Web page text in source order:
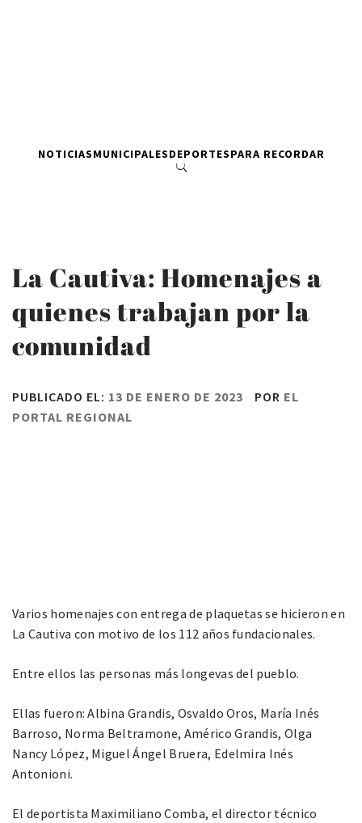
NOTICIASMUNICIPALESDEPORTESPARA RECORDAR
La Cautiva: Homenajes a
quienes trabajan por la
comunidad
PUBLICADO EL: 13 DE ENERO DE 2023 POR EL
PORTAL REGIONAL
Varios homenajes con entrega de plaquetas se hicieron en
La Cautiva con motivo de los 112 años fundacionales.
Entre ellos las personas más longevas del pueblo.
Ellas fueron: Albina Grandis, Osvaldo Oros, María Inés
Barroso, Norma Beltramone, Américo Grandis, Olga
Nancy López, Miguel Ángel Bruera, Edelmira Inés
Antonioni.
El deportista Maximiliano Comba, el director técnico